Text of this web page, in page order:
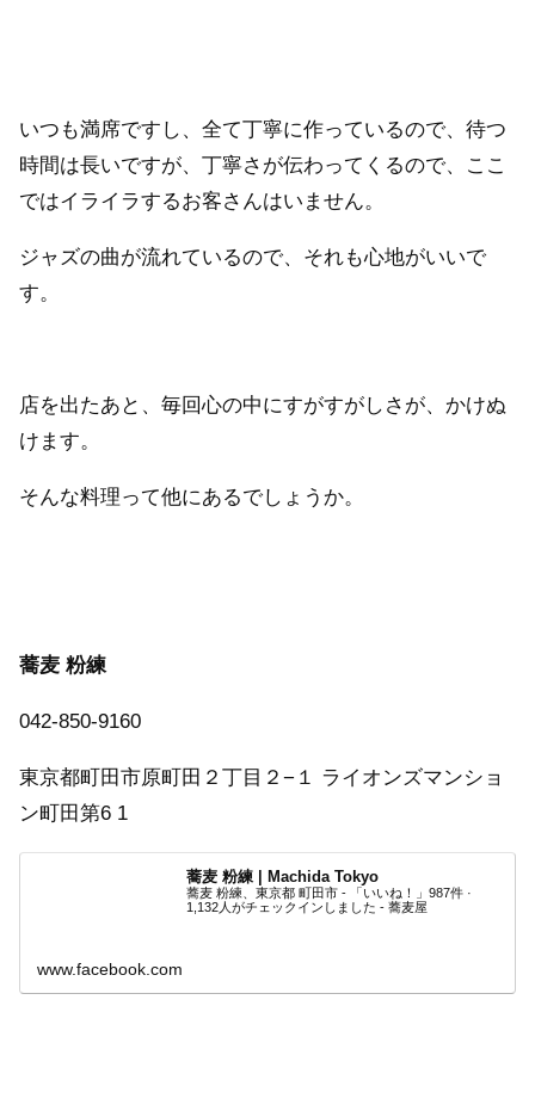
いつも満席ですし、全て丁寧に作っているので、待つ
時間は長いですが、丁寧さが伝わってくるので、ここ
ではイライラするお客さんはいません。
ジャズの曲が流れているので、それも心地がいいで
す。
店を出たあと、毎回心の中にすがすがしさが、かけぬ
けます。
そんな料理って他にあるでしょうか。
蕎麦 粉練
042-850-9160
東京都町田市原町田２丁目２−１ ライオンズマンショ
ン町田第6 1
蕎麦 粉練 | Machida Tokyo
蕎麦 粉練、東京都 町田市 - 「いいね！」987件 ·
1,132人がチェックインしました - 蕎麦屋
www.facebook.com